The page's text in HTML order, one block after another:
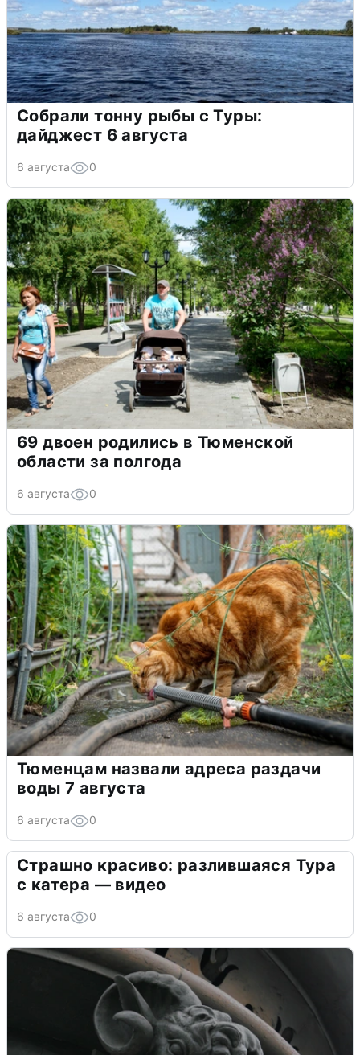
Собрали тонну рыбы с Туры:
дайджест 6 августа
6 августа 0
69 двоен родились в Тюменской
области за полгода
6 августа 0
Тюменцам назвали адреса раздачи
воды 7 августа
6 августа 0
Страшно красиво: разлившаяся Тура
с катера — видео
6 августа 0